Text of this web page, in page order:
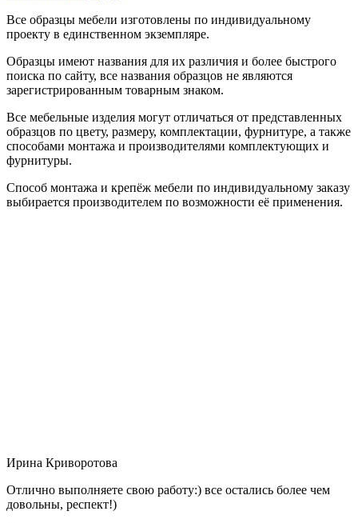
Все образцы мебели изготовлены по индивидуальному
проекту в единственном экземпляре.
Образцы имеют названия для их различия и более быстрого
поиска по сайту, все названия образцов не являются
зарегистрированным товарным знаком.
Все мебельные изделия могут отличаться от представленных
образцов по цвету, размеру, комплектации, фурнитуре, а также
способами монтажа и производителями комплектующих и
фурнитуры.
Способ монтажа и крепёж мебели по индивидуальному заказу
выбирается производителем по возможности её применения.
Ирина Криворотова
Отлично выполняете свою работу:) все остались более чем
довольны, респект!)